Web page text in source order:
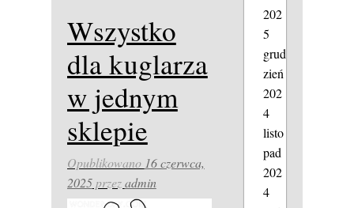
Wszystko
dla kuglarza
w jednym
sklepie
Opublikowano 16 czerwca,
2025przezadmin
202
5
grud
zień
202
4
listo
pad
202
4